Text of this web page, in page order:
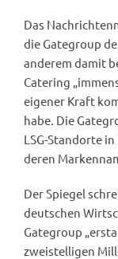
Das
die Gategroup
anderem damit
Catering
eigener Kraft
habe. Die
LSG-Standorte
deren
Der Spiegel
deutschen
Gategroup
zweistelligen